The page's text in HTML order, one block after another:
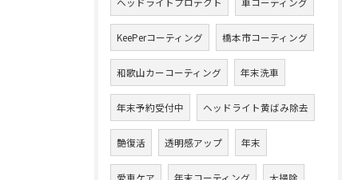
KeePerコーティング 橋本市コーティング
和歌山カーコーティング 年末洗車
年末予約受付中 ヘッドライト黄ばみ除去
艶復活 透明感アップ 年末
愛車ケア 年末コーティング 大掃除